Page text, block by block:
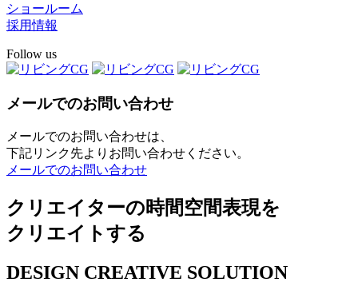
ショールーム
採用情報
Follow us
メールでのお問い合わせ
メールでのお問い合わせは、
下記リンク先よりお問い合わせください。
メールでのお問い合わせ
クリエイターの時間空間表現を
クリエイトする
DESIGN CREATIVE SOLUTION